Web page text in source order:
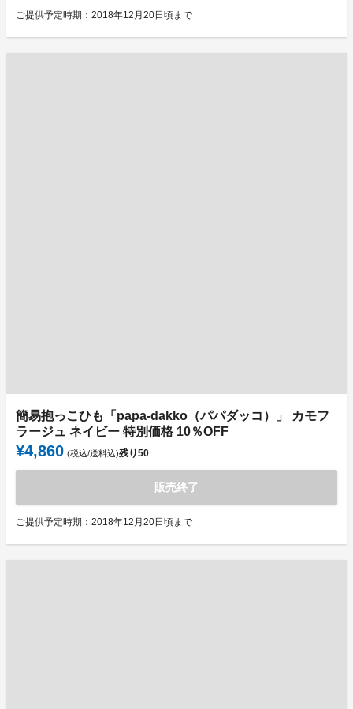
ご提供予定時期：2018年12月20日頃まで
簡易抱っこひも「papa-dakko（パパダッコ）」 カモフ
ラージュ ネイビー 特別価格 10％OFF
¥4,860 (税込/送料込)残り50
販売終了
ご提供予定時期：2018年12月20日頃まで